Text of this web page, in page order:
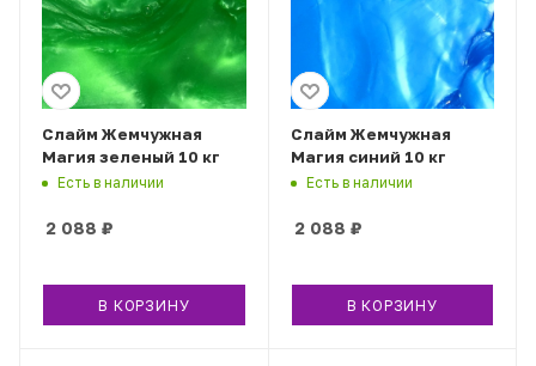
Слайм Жемчужная
Магия зеленый 10 кг
Есть в наличии
2 088 ₽
В КОРЗИНУ
Слайм Жемчужная
Магия синий 10 кг
Есть в наличии
2 088 ₽
В КОРЗИНУ